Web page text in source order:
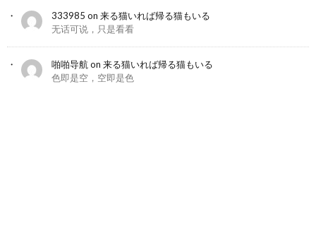
333985 on 来る猫いれば帰る猫もいる
无话可说，只是看看
啪啪导航 on 来る猫いれば帰る猫もいる
色即是空，空即是色